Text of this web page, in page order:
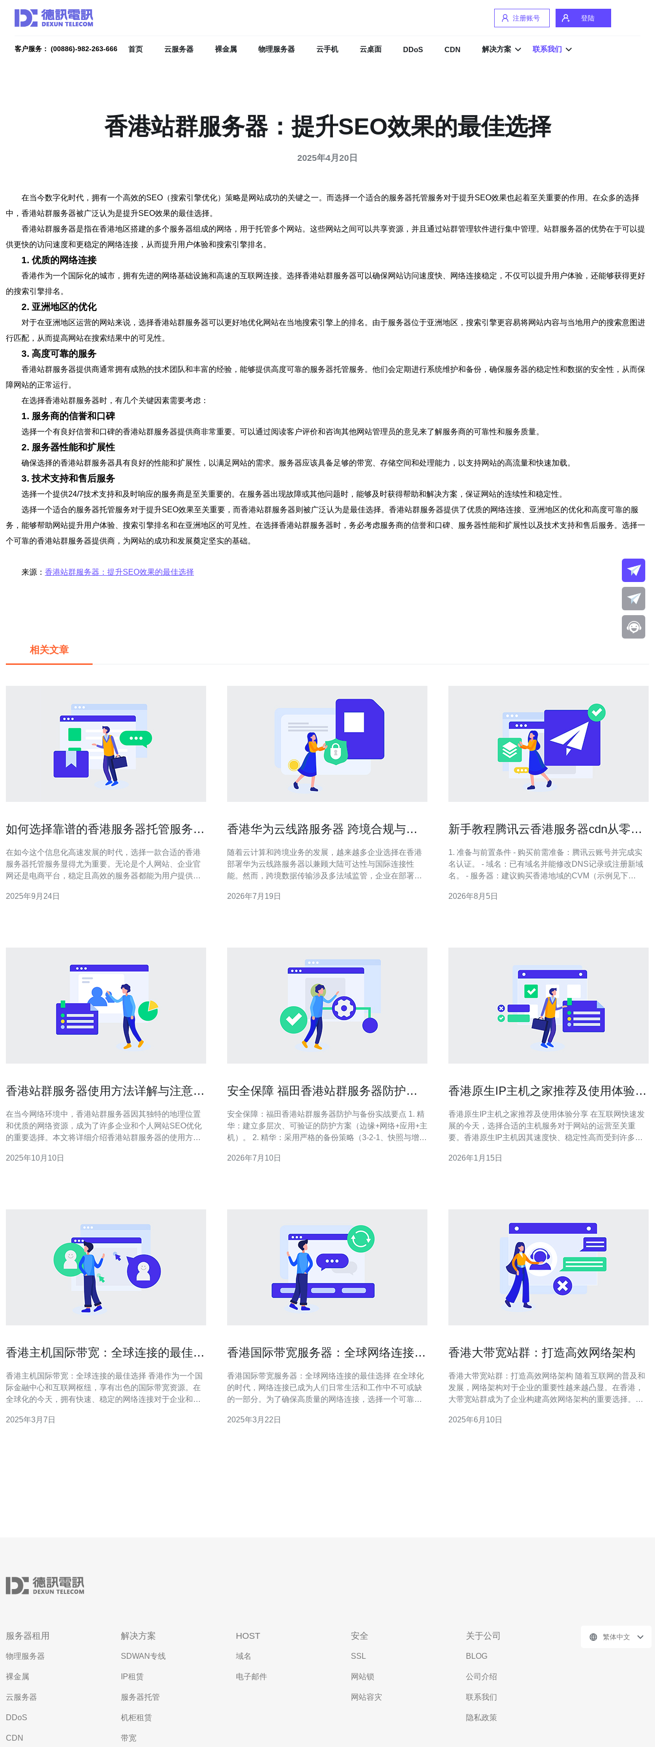
注册账号 登陆
客户服务： (00886)-982-263-666 首页 云服务器 裸金属 物理服务器 云手机 云桌面 DDoS CDN 解决方案 联系我们
香港站群服务器：提升SEO效果的最佳选择
2025年4月20日
在当今数字化时代，拥有一个高效的SEO（搜索引擎优化）策略是网站成功的关键之一。而选择一个适合的服务器托管服务对于提升SEO效果也起着至关重要的作用。在众多的选择
中，香港站群服务器被广泛认为是提升SEO效果的最佳选择。
香港站群服务器是指在香港地区搭建的多个服务器组成的网络，用于托管多个网站。这些网站之间可以共享资源，并且通过站群管理软件进行集中管理。站群服务器的优势在于可以提
供更快的访问速度和更稳定的网络连接，从而提升用户体验和搜索引擎排名。
1. 优质的网络连接
香港作为一个国际化的城市，拥有先进的网络基础设施和高速的互联网连接。选择香港站群服务器可以确保网站访问速度快、网络连接稳定，不仅可以提升用户体验，还能够获得更好
的搜索引擎排名。
2. 亚洲地区的优化
对于在亚洲地区运营的网站来说，选择香港站群服务器可以更好地优化网站在当地搜索引擎上的排名。由于服务器位于亚洲地区，搜索引擎更容易将网站内容与当地用户的搜索意图进
行匹配，从而提高网站在搜索结果中的可见性。
3. 高度可靠的服务
香港站群服务器提供商通常拥有成熟的技术团队和丰富的经验，能够提供高度可靠的服务器托管服务。他们会定期进行系统维护和备份，确保服务器的稳定性和数据的安全性，从而保
障网站的正常运行。
在选择香港站群服务器时，有几个关键因素需要考虑：
1. 服务商的信誉和口碑
选择一个有良好信誉和口碑的香港站群服务器提供商非常重要。可以通过阅读客户评价和咨询其他网站管理员的意见来了解服务商的可靠性和服务质量。
2. 服务器性能和扩展性
确保选择的香港站群服务器具有良好的性能和扩展性，以满足网站的需求。服务器应该具备足够的带宽、存储空间和处理能力，以支持网站的高流量和快速加载。
3. 技术支持和售后服务
选择一个提供24/7技术支持和及时响应的服务商是至关重要的。在服务器出现故障或其他问题时，能够及时获得帮助和解决方案，保证网站的连续性和稳定性。
选择一个适合的服务器托管服务对于提升SEO效果至关重要，而香港站群服务器则被广泛认为是最佳选择。香港站群服务器提供了优质的网络连接、亚洲地区的优化和高度可靠的服
务，能够帮助网站提升用户体验、搜索引擎排名和在亚洲地区的可见性。在选择香港站群服务器时，务必考虑服务商的信誉和口碑、服务器性能和扩展性以及技术支持和售后服务。选择一
个可靠的香港站群服务器提供商，为网站的成功和发展奠定坚实的基础。
来源： 香港站群服务器：提升SEO效果的最佳选择
相关文章
如何选择靠谱的香港服务器托管服务，
在如今这个信息化高速发展的时代，选择一款合适的香港
服务器托管服务显得尤为重要。无论是个人网站、企业官
网还是电商平台，稳定且高效的服务器都能为用户提供最
众多，怎样才能选择到最合适的、最便宜的、最可靠的服
2025年9月24日
香港华为云线路服务器 跨境合规与数
随着云计算和跨境业务的发展，越来越多企业选择在香港
部署华为云线路服务器以兼顾大陆可达性与国际连接性
能。然而，跨境数据传输涉及多法域监管，企业在部署前
律。在中国大陆，个人信息保护法（PIPL）、数据安全法
2026年7月19日
新手教程腾讯云香港服务器cdn从零配
1. 准备与前置条件 - 购买前需准备：腾讯云账号并完成实
名认证。 - 域名：已有域名并能修改DNS记录或注册新域
名。 - 服务器：建议购买香港地域的CVM（示例见下
年包月购买，例：100Mbps峰值预算参考。 - 工具：准备
2026年8月5日
香港站群服务器使用方法详解与注意事
在当今网络环境中，香港站群服务器因其独特的地理位置
和优质的网络资源，成为了许多企业和个人网站SEO优化
的重要选择。本文将详细介绍香港站群服务器的使用方
充分利用这一资源。 香港站群服务器是什么？ 香港站群服
2025年10月10日
安全保障 福田香港站群服务器防护方
安全保障：福田香港站群服务器防护与备份实战要点 1. 精
华：建立多层次、可验证的防护方案（边缘+网络+应用+主
机）。 2. 精华：采用严格的备份策略（3-2-1、快照与增
复性当作常态（RTO/RPO、恢复演练、审计日志）。 作
2026年7月10日
香港原生IP主机之家推荐及使用体验分
香港原生IP主机之家推荐及使用体验分享 在互联网快速发
展的今天，选择合适的主机服务对于网站的运营至关重
要。香港原生IP主机因其速度快、稳定性高而受到许多用
机，并分享使用体验与详细操作步骤。 以下是本篇文章的
2026年1月15日
香港主机国际带宽：全球连接的最佳选
香港主机国际带宽：全球连接的最佳选择 香港作为一个国
际金融中心和互联网枢纽，享有出色的国际带宽资源。在
全球化的今天，拥有快速、稳定的网络连接对于企业和个
际带宽而闻名，成为全球连接的最佳选择。 香港作为亚太
2025年3月7日
香港国际带宽服务器：全球网络连接的
香港国际带宽服务器：全球网络连接的最佳选择 在全球化
的时代，网络连接已成为人们日常生活和工作中不可或缺
的一部分。为了确保高质量的网络连接，选择一个可靠的
际带宽服务器成为了全球网络连接的最佳选择。 香港国际
2025年3月22日
香港大带宽站群：打造高效网络架构
香港大带宽站群：打造高效网络架构 随着互联网的普及和
发展，网络架构对于企业的重要性越来越凸显。在香港，
大带宽站群成为了企业构建高效网络架构的重要选择。本
构。 香港作为国际金融中心，拥有先进的通信基础设施和
2025年6月10日
服务器租用
物理服务器
裸金属
云服务器
DDoS
CDN
解决方案
SDWAN专线
IP租赁
服务器托管
机柜租赁
带宽
HOST
域名
电子邮件
安全
SSL
网站锁
网站容灾
关于公司
BLOG
公司介绍
联系我们
隐私政策
繁体中文